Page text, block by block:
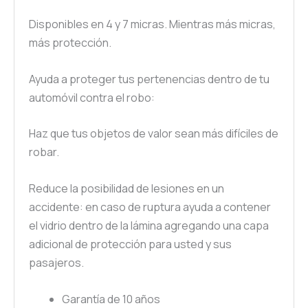
Disponibles en 4 y 7 micras. Mientras más micras,
más protección.
Ayuda a proteger tus pertenencias dentro de tu
automóvil contra el robo:
Haz que tus objetos de valor sean más difíciles de
robar.
Reduce la posibilidad de lesiones en un
accidente: en caso de ruptura ayuda a contener
el vidrio dentro de la lámina agregando una capa
adicional de protección para usted y sus
pasajeros.
Garantía de 10 años